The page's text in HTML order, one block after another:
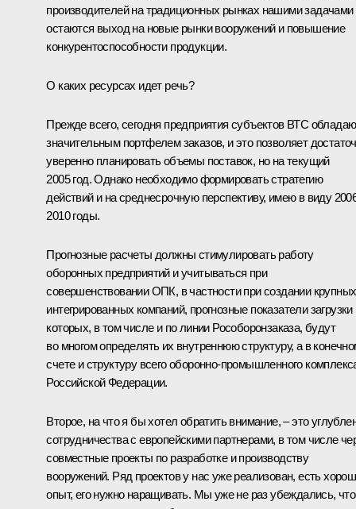
производителей на традиционных рынках нашими задачами
остаются выход на новые рынки вооружений и повышение
конкурентоспособности продукции.
О каких ресурсах идет речь?
Прежде всего, сегодня предприятия субъектов ВТС
значительным портфелем заказов, и это позволяет
уверенно планировать объемы поставок, но на текущий
2005 год. Однако необходимо формировать стратегию
действий и на среднесрочную перспективу, имею в виду
2010 годы.
Прогнозные расчеты должны стимулировать работу
оборонных предприятий и учитываться при
совершенствовании ОПК, в частности при создании крупных
интегрированных компаний, прогнозные показатели загрузки
которых, в том числе и по линии Рособоронзаказа, будут
во многом определять их внутреннюю структуру, а в
счете и структуру всего оборонно-промышленного
Российской Федерации.
Второе, на что я бы хотел обратить внимание, – это
сотрудничества с европейскими партнерами, в том числе
совместные проекты по разработке и производству
вооружений. Ряд проектов у нас уже реализован, есть
опыт, его нужно наращивать. Мы уже не раз убеждались, что